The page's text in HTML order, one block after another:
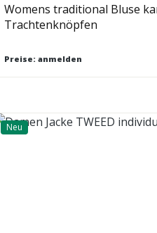
Womens traditional Bluse
Trachtenknöpfen
Preise: anmelden
Neu